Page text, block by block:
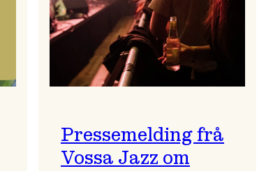
Pressemelding frå
Vossa Jazz om